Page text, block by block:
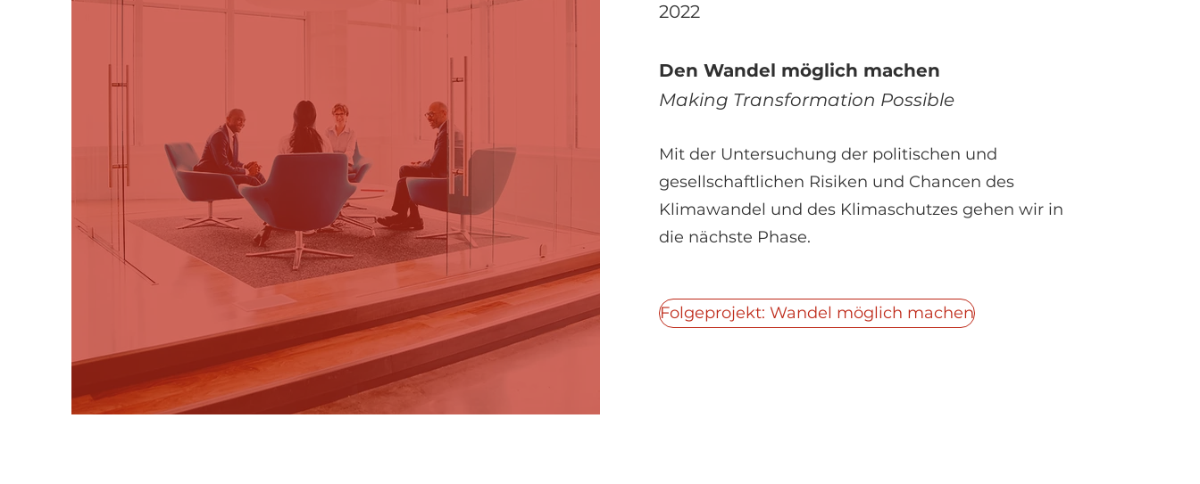
2022
Den Wandel möglich machen
Making Transformation Possible
Mit der Untersuchung der politischen und
gesellschaftlichen Risiken und Chancen des
Klimawandel und des Klimaschutzes gehen wir in
die nächste Phase.
Folgeprojekt: Wandel möglich machen